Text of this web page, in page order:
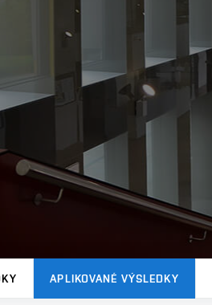
APLIKOVANÉ VÝSLEDKY